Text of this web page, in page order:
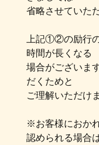
省略させていた
上記①②の励行
時間が長くなる
場合がございま
だくためと
ご理解いただけ
※お客様におか
認められる場合